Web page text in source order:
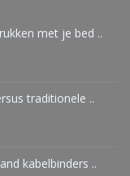
met je bed ..
traditionele ..
kabelbinders ..